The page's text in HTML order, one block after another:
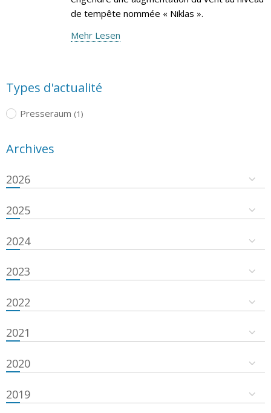
de tempête nommée « Niklas ».
Mehr Lesen
Types d'actualité
Presseraum (1)
Archives
2026
2025
2024
2023
2022
2021
2020
2019